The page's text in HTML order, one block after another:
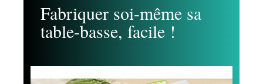
Fabriquer soi-même sa
table-basse, facile !